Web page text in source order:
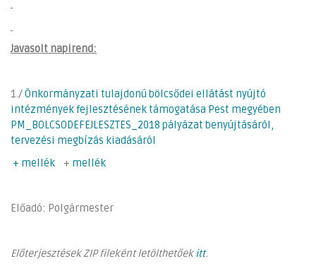
Javasolt napirend:
1./Önkormányzati tulajdonú bölcsődei ellátást nyújtó
intézmények fejlesztésének támogatása Pest megyében
PM_BOLCSODEFEJLESZTES_2018 pályázat benyújtásáról,
tervezési megbízás kiadásáról
+ mellék + mellék
Előadó: Polgármester
Előterjesztések ZIP fileként letölthetőekitt.